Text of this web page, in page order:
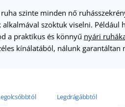
ruha szinte minden nő
alkalmával szoktuk viselni. Például
a praktikus és könnyű nyári
kínálatából, nálunk garantáltan
Legdrágábbtól